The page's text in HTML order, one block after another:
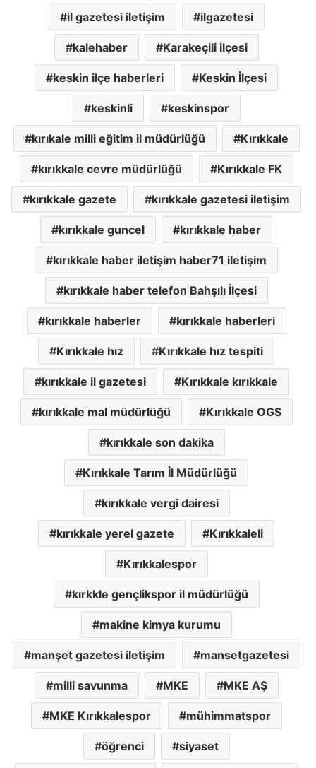
il gazetesi iletişim ilgazetesi
kalehaber Karakeçili ilçesi
keskin ilçe haberleri Keskin İlçesi
keskinli keskinspor
kırıkale milli eğitim il müdürlüğü Kırıkkale
kırıkkale cevre müdürlüğü Kırıkkale FK
kırıkkale gazete kırıkkale gazetesi iletişim
kırıkkale guncel kırıkkale haber
kırıkkale haber iletişim haber71 iletişim
kırıkkale haber telefon Bahşılı İlçesi
kırıkkale haberler kırıkkale haberleri
Kırıkkale hız Kırıkkale hız tespiti
kırıkkale il gazetesi Kırıkkale kırıkkale
kırıkkale mal müdürlüğü Kırıkkale OGS
kırıkkale son dakika
Kırıkkale Tarım İl Müdürlüğü
kırıkkale vergi dairesi
kırıkkale yerel gazete Kırıkkaleli
Kırıkkalespor
kırkkle gençlikspor il müdürlüğü
makine kimya kurumu
manşet gazetesi iletişim mansetgazetesi
milli savunma MKE MKE AŞ
MKE Kırıkkalespor mühimmatspor
öğrenci siyaset